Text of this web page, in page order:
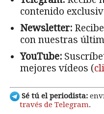
contenido
Newsletter:
con nuestras
YouTube:
mejores vídeos (
Sé tú el periodista:
través de Telegram.